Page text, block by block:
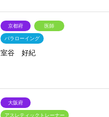
京都府 医師
パラローイング
室谷 好紀
大阪府
アスレティックトレーナー